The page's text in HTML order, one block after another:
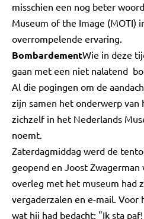
misschien een nog beter
Museum of the Image (MOTI)
overrompelende ervaring.
BombardementWie in deze
gaan met een niet nalatend
Al die pogingen om de
zijn samen het onderwerp van
zichzelf in het Nederlands
noemt.
Zaterdagmiddag werd de
geopend en Joost
overleg met het museum had
vergaderzalen en e-mail. Voor
wat hij had bedacht: "Ik sta paf!